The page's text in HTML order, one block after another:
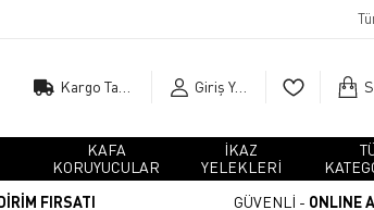
Giriş Yap
KAFA
KORUYUCULAR
İKAZ
YELEKLERİ
FIRSATI GÜVENLİ - ONLINE